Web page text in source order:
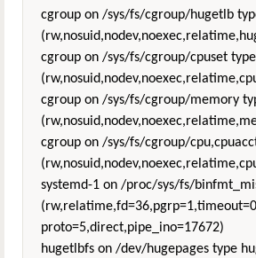
cgroup on /sys/fs/cgroup/hugetlb
cgroup on /sys/fs/cgroup/cpuset
cgroup on /sys/fs/cgroup/memory
cgroup on /sys/fs/cgroup/
systemd-1 on /proc/sys/fs/
proto=5,direct,pipe_ino=17672)
hugetlbfs on /dev/hugepages type